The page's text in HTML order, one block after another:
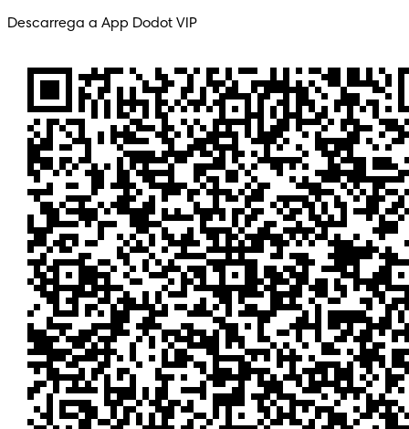
Descarrega a App Dodot VIP